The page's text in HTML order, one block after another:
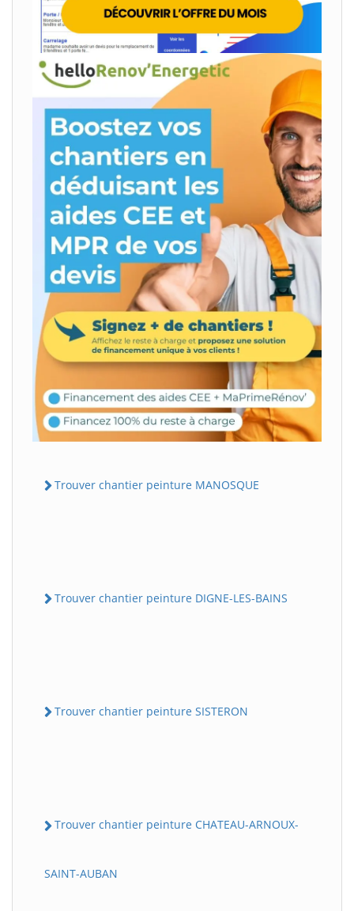
Trouver chantier peinture MANOSQUE
Trouver chantier peinture DIGNE-LES-BAINS
Trouver chantier peinture SISTERON
Trouver chantier peinture CHATEAU-ARNOUX-
SAINT-AUBAN